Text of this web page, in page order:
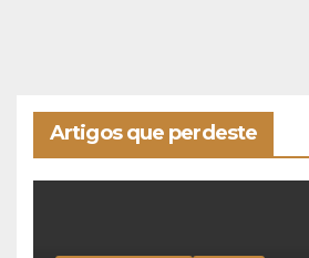
Artigos que perdeste